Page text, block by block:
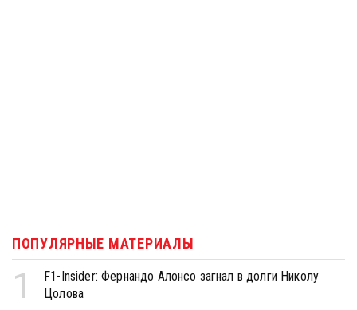
ПОПУЛЯРНЫЕ МАТЕРИАЛЫ
1
F1-Insider: Фернандо Алонсо загнал в долги Николу
Цолова